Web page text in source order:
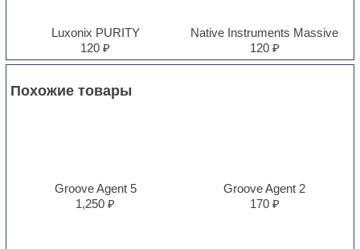
Luxonix PURITY
120 ₽
Native Instruments Massive
120 ₽
Похожие товары
Groove Agent 5
1,250 ₽
Groove Agent 2
170 ₽